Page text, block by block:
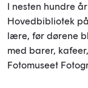
I nesten hundre
Hovedbibliotek
lære, før dørene
med barer,
Fotomuseet